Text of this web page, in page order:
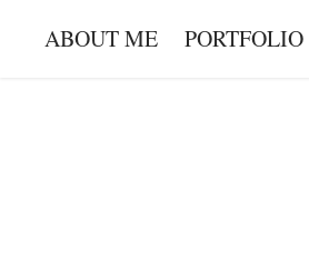
ABOUT ME PORTFOLIO